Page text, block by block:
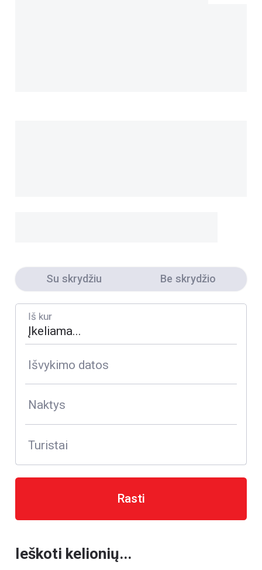
Su skrydžiu Be skrydžio
Iš kur
Išvykimo datos
Naktys
Turistai
Rasti
Ieškoti kelionių...